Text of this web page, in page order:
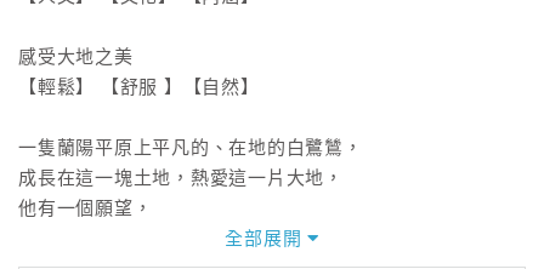
特
色
宿
感受大地之美
【輕鬆】 【舒服 】【自然】
一隻蘭陽平原上平凡的、在地的白鷺鷥，
成長在這一塊土地，熱愛這一片大地，
他有一個願望，
他希望以一鄉一特色的民宿來呈現宜蘭文化之美給來自各地
全部展開